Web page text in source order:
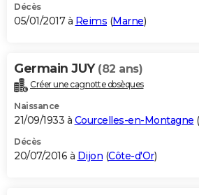
Décès
05/01/2017 à Reims (Marne)
Germain JUY (82 ans)
Créer une cagnotte obsèques
Naissance
21/09/1933 à Courcelles-en-Montagne (
Décès
20/07/2016 à Dijon (Côte-d'Or)